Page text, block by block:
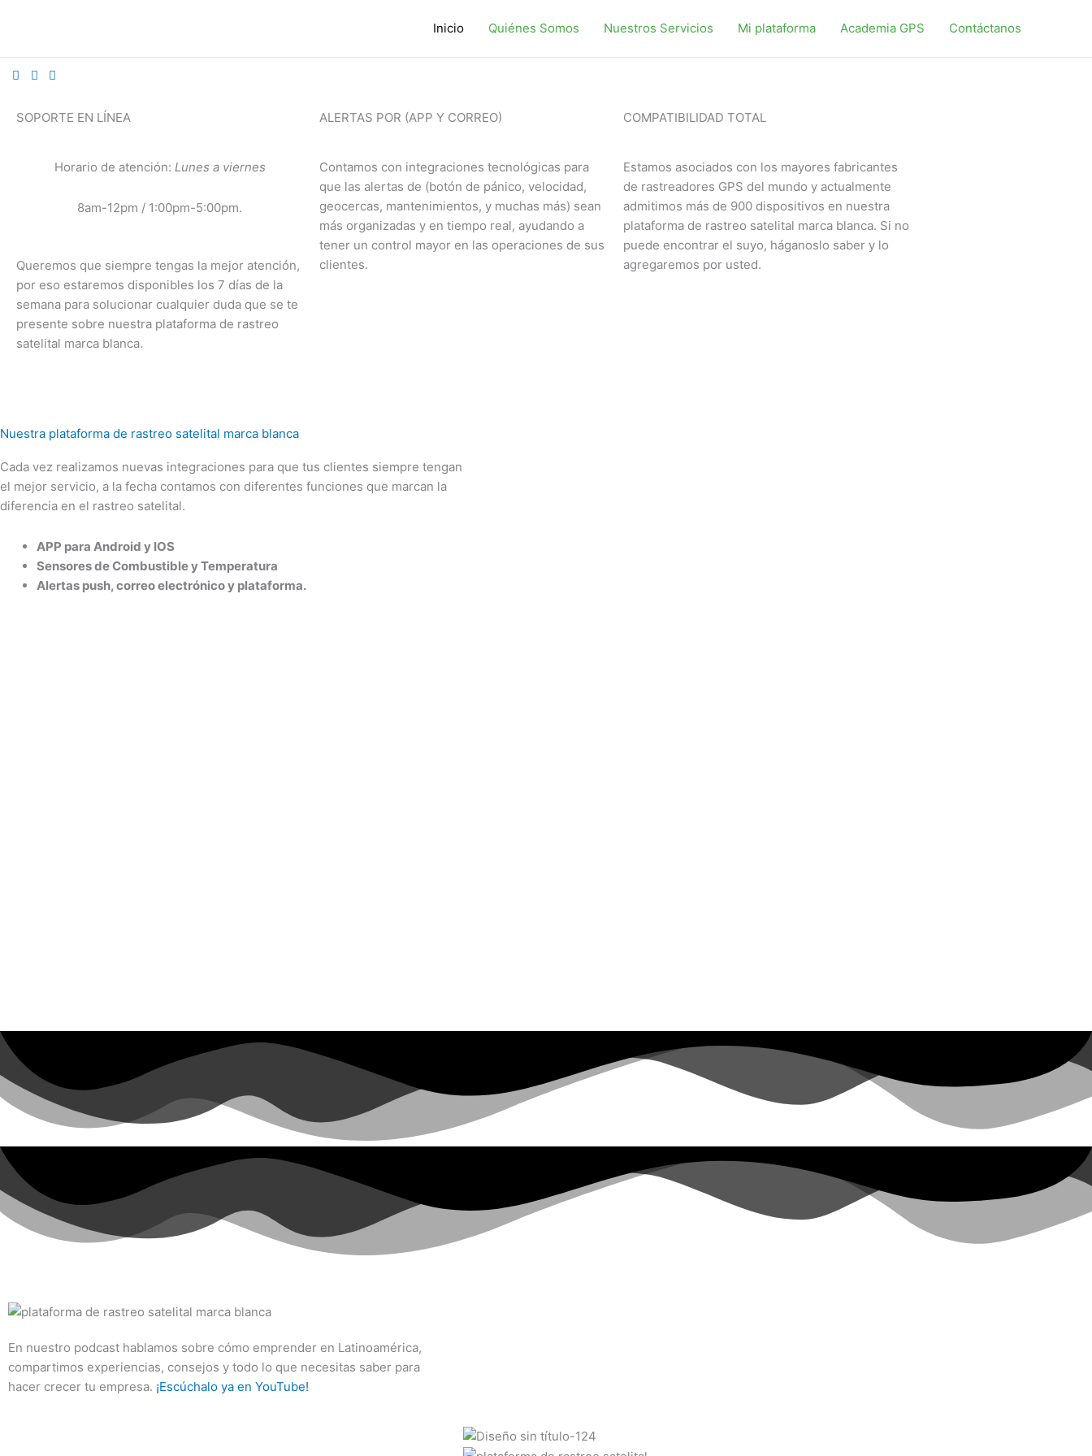
Inicio Quiénes Somos Nuestros Servicios Mi plataforma Academia GPS Contáctanos
SOPORTE EN LÍNEA
Horario de atención: Lunes a viernes
8am-12pm / 1:00pm-5:00pm.
Queremos que siempre tengas la mejor atención,
por eso estaremos disponibles los 7 días de la
semana para solucionar cualquier duda que se te
presente sobre nuestra plataforma de rastreo
satelital marca blanca.​
ALERTAS POR (APP Y CORREO)
Contamos con integraciones tecnológicas para
que las alertas de (botón de pánico, velocidad,
geocercas, mantenimientos, y muchas más) sean
más organizadas y en tiempo real, ayudando a
tener un control mayor en las operaciones de sus
clientes.
COMPATIBILIDAD TOTAL
Estamos asociados con los mayores fabricantes
de rastreadores GPS del mundo y actualmente
admitimos más de 900 dispositivos en nuestra
plataforma de rastreo satelital marca blanca. Si no
puede encontrar el suyo, háganoslo saber y lo
agregaremos por usted.​
Nuestra plataforma de rastreo satelital marca blanca
Cada vez realizamos nuevas integraciones para que tus clientes siempre tengan
el mejor servicio, a la fecha contamos con diferentes funciones que marcan la
diferencia en el rastreo satelital.
APP para Android y IOS
Sensores de Combustible y Temperatura
Alertas push, correo electrónico y plataforma.
En nuestro podcast hablamos sobre cómo emprender en Latinoamérica,
compartimos experiencias, consejos y todo lo que necesitas saber para
hacer crecer tu empresa. ¡Escúchalo ya en YouTube!